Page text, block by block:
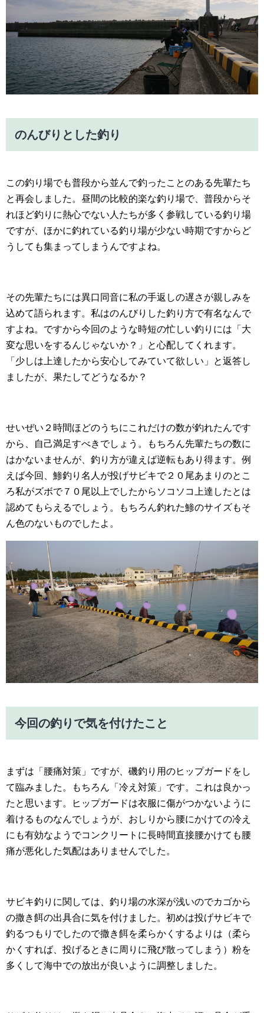
のんびりとした釣り
この釣り場でも普段から並んで釣ったことのある先輩たち
と再会しました。昼間の比較的楽な釣り場で、普段からそ
れほど釣りに熱心でない人たちが多く参戦している釣り場
ですが、ほかに釣れている釣り場が少ない時期ですからど
うしても集まってしまうんですよね。
その先輩たちには異口同音に私の手返しの遅さが親しみを
込めて語られます。私はのんびりした釣り方で有名なんで
すよね。ですから今回のような時短の忙しい釣りには「大
変な思いをするんじゃないか？」と心配してくれます。
「少しは上達したから安心してみていて欲しい」と返答し
ましたが、果たしてどうなるか？
せいぜい２時間ほどのうちにこれだけの数が釣れたんです
から、自己満足すべきでしょう。もちろん先輩たちの数に
はかないませんが、釣り方が違えば逆転もあり得ます。例
えば今回、鯵釣り名人が投げサビキで２０尾あまりのとこ
ろ私がズボで７０尾以上でしたからソコソコ上達したとは
認めてもらえるでしょう。もちろん釣れた鯵のサイズもそ
ん色のないものでしたよ。
今回の釣りで気を付けたこと
まずは「腰痛対策」ですが、磯釣り用のヒップガードをし
て臨みました。もちろん「冷え対策」です。これは良かっ
たと思います。ヒップガードは衣服に傷がつかないように
着けるものなんでしょうが、おしりから腰にかけての冷え
にも有効なようでコンクリートに長時間直接腰かけても腰
痛が悪化した気配はありませんでした。
サビキ釣りに関しては、釣り場の水深が浅いのでカゴから
の撒き餌の出具合に気を付けました。初めは投げサビキで
釣るつもりでしたので撒き餌を柔らかくするよりは（柔ら
かくすれば、投げるときに周りに飛び散ってしまう）粉を
多くして海中での放出が良いように調整しました。